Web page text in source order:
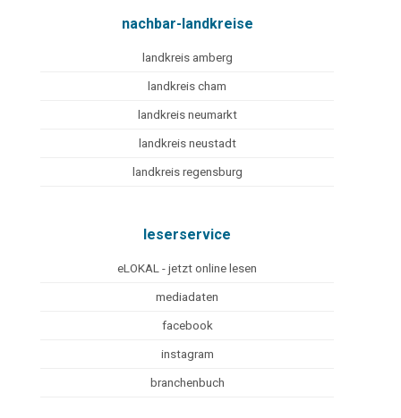
nachbar-landkreise
landkreis amberg
landkreis cham
landkreis neumarkt
landkreis neustadt
landkreis regensburg
leserservice
eLOKAL - jetzt online lesen
mediadaten
facebook
instagram
branchenbuch